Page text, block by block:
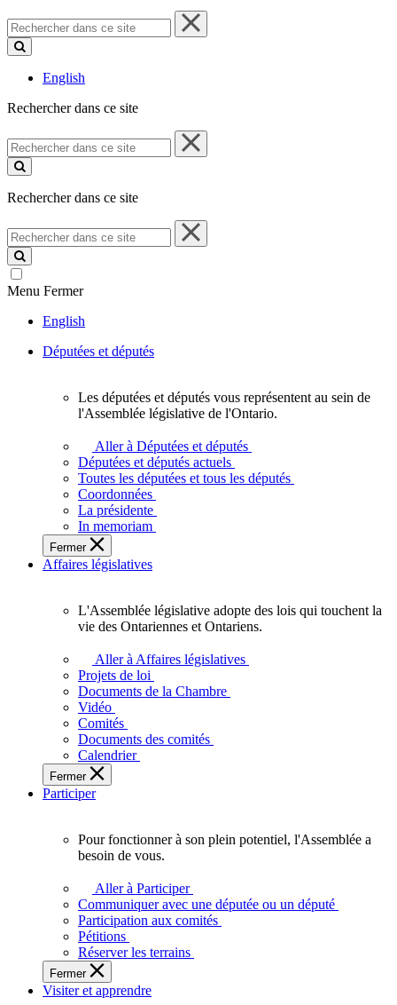
Rechercher
dans
ce
English
Rechercher dans ce site
Rechercher
dans
ce
Rechercher dans ce site
Rechercher
dans
ce
site
Menu Fermer
English
Députées et députés
députés
vous
représentent
sein
de
l'Assemblée
législative
l'Ontario.
Les députées et députés vous représentent au sein de
l'Assemblée législative de l'Ontario.
Aller à Députées et députés
Députées et députés actuels
Toutes les députées et tous les députés
Coordonnées
La présidente
In memoriam
Fermer
Affaires législatives
L'Assemblée
adopte
touchent
des
Ontariennes
et
L'Assemblée législative adopte des lois qui touchent la
vie des Ontariennes et Ontariens.
Aller à Affaires législatives
Projets de loi
Documents de la Chambre
Vidéo
Comités
Documents des comités
Calendrier
Fermer
Participer
plein
potentiel,
l'Assemblée
a
besoin
de
Pour fonctionner à son plein potentiel, l'Assemblée a
besoin de vous.
Aller à Participer
Communiquer avec une députée ou un député
Participation aux comités
Pétitions
Réserver les terrains
Fermer
Visiter et apprendre